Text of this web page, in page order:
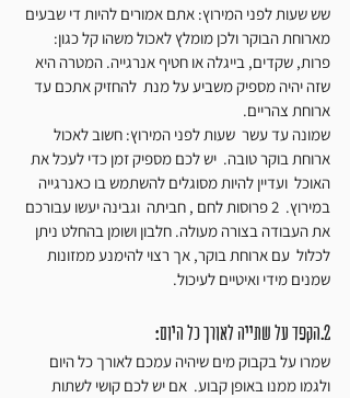
שש שעות לפני המירוץ: אתם אמורים להיות די שבעים
מארוחת הבוקר ולכן מומלץ לאכול משהו קל כגון:
פרות, שקדים, בייגלה או חטיף אנרגייה. המטרה היא
שזה יהיה מספיק משביע על מנת  להחזיק אתכם עד
ארוחת צהריים.
שמונה עד עשר  שעות לפני המירוץ: חשוב לאכול
ארוחת בוקר טובה.  יש לכם מספיק זמן כדי לעכל את
האוכל  ועדיין להיות מסוגלים להשתמש בו כאנרגייה
במירוץ.  2 פרוסות לחם , חביתה  וגבינה יעשו עבורכם
את העבודה בצורה מעולה. חלבון ושומן בהחלט ניתן
לכלול  עם ארוחת בוקר, אך רצוי להימנע ממזונות
שמנים מידי ואיטיים לעיכול.
2.הקפד על שתייה לאורך כל היום:
שמרו על בקבוק מים שיהיה עמכם לאורך כל היום
ולגמו ממנו באופן קבוע.  אם יש לכם קושי לשתות